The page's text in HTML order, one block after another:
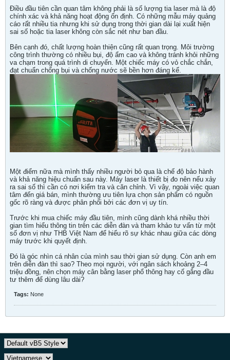
Điều đầu tiên cần quan tâm không phải là số lượng tia laser mà là độ
chính xác và khả năng hoạt động ổn định. Có những mẫu máy quảng
cáo rất nhiều tia nhưng khi sử dụng trong thời gian dài lại xuất hiện
sai số hoặc tia laser không còn sắc nét như ban đầu.
Bên cạnh đó, chất lượng hoàn thiện cũng rất quan trọng. Môi trường
công trình thường có nhiều bụi, độ ẩm cao và không tránh khỏi những
va chạm trong quá trình di chuyển. Một chiếc máy có vỏ chắc chắn,
đạt chuẩn chống bụi và chống nước sẽ bền hơn đáng kể.
Một điểm nữa mà mình thấy nhiều người bỏ qua là chế độ bảo hành
và khả năng hiệu chuẩn sau này. Máy laser là thiết bị đo nên nếu xảy
ra sai số thì cần có nơi kiểm tra và căn chỉnh. Vì vậy, ngoài việc quan
tâm đến giá bán, mình thường ưu tiên lựa chọn sản phẩm có nguồn
gốc rõ ràng và được phân phối bởi các đơn vị uy tín.
Trước khi mua chiếc máy đầu tiên, mình cũng dành khá nhiều thời
gian tìm hiểu thông tin trên các diễn đàn và tham khảo tư vấn từ một
số đơn vị như THB Việt Nam để hiểu rõ sự khác nhau giữa các dòng
máy trước khi quyết định.
Đó là góc nhìn cá nhân của mình sau thời gian sử dụng. Còn anh em
trên diễn đàn thì sao? Theo mọi người, với ngân sách khoảng 2–4
triệu đồng, nên chọn máy cân bằng laser phổ thông hay cố gắng đầu
tư thêm để dùng lâu dài?
Tags: None